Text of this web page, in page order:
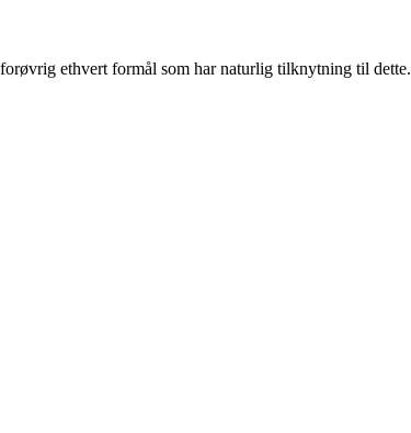
ethvert formål som har naturlig tilknytning til dette.